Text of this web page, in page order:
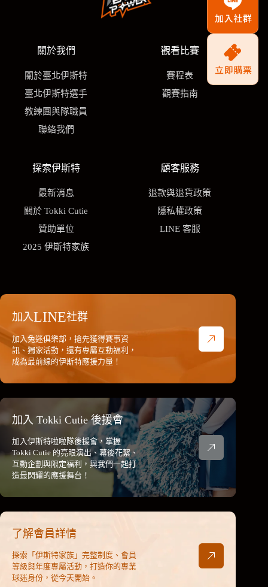
關於我們
關於臺北伊斯特
臺北伊斯特選手
教練團與隊職員
聯絡我們
觀看比賽
賽程表
觀賽指南
探索伊斯特
最新消息
關於 Tokki Cutie
贊助單位
2025 伊斯特家族
顧客服務
退款與退貨政策
隱私權政策
LINE 客服
加入LINE社群
加入兔迷俱樂部，搶先獲得賽事資
訊、獨家活動，還有專屬互動福利，
成為最前線的伊斯特應援力量！
加入 Tokki Cutie 後援會
加入伊斯特啦啦隊後援會，掌握
Tokki Cutie 的亮眼演出、幕後花絮、
互動企劃與限定福利，與我們一起打
造最閃耀的應援舞台！
了解會員詳情
探索「伊斯特家族」完整制度、會員
等級與年度專屬活動，打造你的專業
球迷身份，從今天開始。